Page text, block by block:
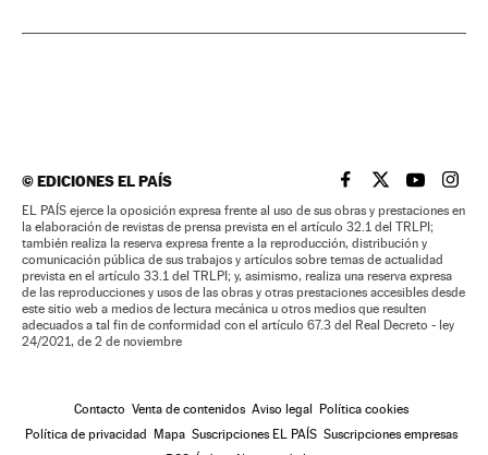
©EDICIONES EL PAÍS EL PAÍS BRASIL EN
EL PAÍSEL PAÍS
EL
EL PAÍS ejerce la oposición expresa frente al uso de sus obras y prestaciones en
la elaboración de revistas de prensa prevista en el artículo 32.1 del TRLPI;
también realiza la reserva expresa frente a la reproducción, distribución y
comunicación pública de sus trabajos y artículos sobre temas de actualidad
prevista en el artículo 33.1 del TRLPI; y, asimismo, realiza una reserva expresa
de las reproducciones y usos de las obras y otras prestaciones accesibles desde
este sitio web a medios de lectura mecánica u otros medios que resulten
adecuados a tal fin de conformidad con el artículo 67.3 del Real Decreto - ley
24/2021, de 2 de noviembre
Contacto Venta de contenidos Aviso legal
Política cookies
Política de privacidad
Mapa Suscripciones EL PAÍS Suscripciones empresas